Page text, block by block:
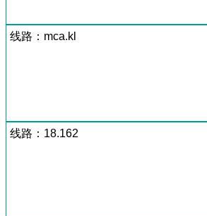
线路：mca.kl
线路：18.162